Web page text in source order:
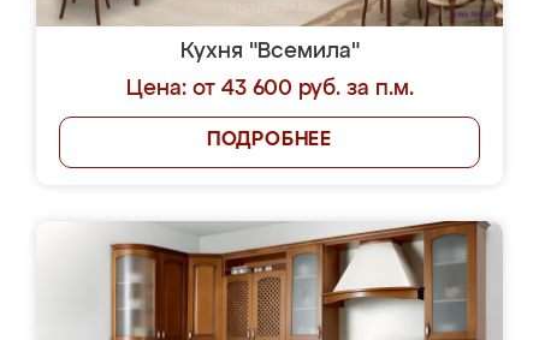
Кухня "Всемила"
Цена: от 43 600 руб. за п.м.
ПОДРОБНЕЕ